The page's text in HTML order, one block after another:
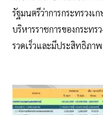
รัฐมนตรีว่าการกระทรวง
บริหารราชการของกระทร
รวดเร็วและมีประสิทธิภาพ